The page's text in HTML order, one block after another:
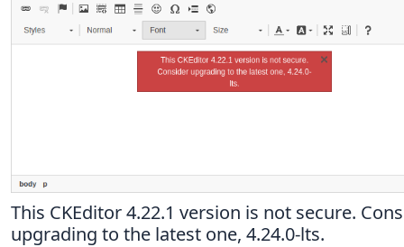
This CKEditor 4.22.1 version is not secure.
upgrading to the latest one, 4.24.0-lts.